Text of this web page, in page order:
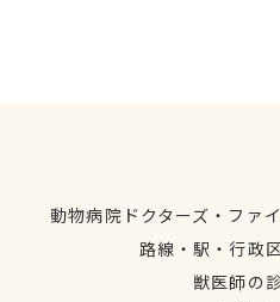
動物病院ドクターズ・ファ
路線・駅・行政
獣医師の